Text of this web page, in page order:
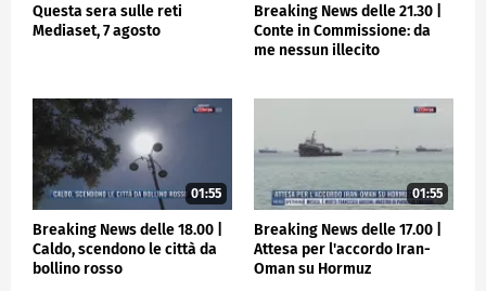
Questa sera sulle reti
Mediaset, 7 agosto
Breaking News delle 21.30 |
Conte in Commissione: da
me nessun illecito
01:55
Breaking News delle 18.00 |
Caldo, scendono le città da
bollino rosso
01:55
Breaking News delle 17.00 |
Attesa per l'accordo Iran-
Oman su Hormuz